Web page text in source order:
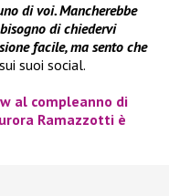
di voi. Mancherebbe
di chiedervi
facile, ma sento che
suoi social.
al compleanno di
Ramazzotti è